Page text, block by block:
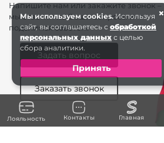
Лояльность Контакты Главная
Напишите нам или закажите звонок –
мы ответим на Ваши вопросы и
поделимся советом.
Задать вопрос
Заказать звонок
×
Мы используем cookies.Используя
сайт, вы соглашаетесь с обработкой
персональных данных с целью
сбора аналитики.
Принять